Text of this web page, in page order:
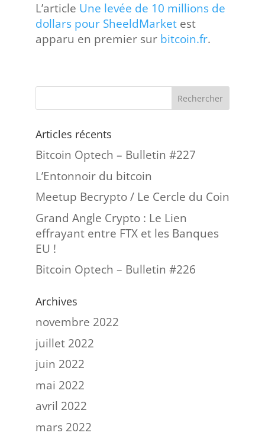
L’article Une levée de 10 millions de
dollars pour SheeldMarketest
apparu en premier sur bitcoin.fr.
Articles récents
Bitcoin Optech – Bulletin #227
L’Entonnoir du bitcoin
Meetup Becrypto / Le Cercle du Coin
Grand Angle Crypto : Le Lien
effrayant entre FTX et les Banques
EU !
Bitcoin Optech – Bulletin #226
Archives
novembre 2022
juillet 2022
juin 2022
mai 2022
avril 2022
mars 2022